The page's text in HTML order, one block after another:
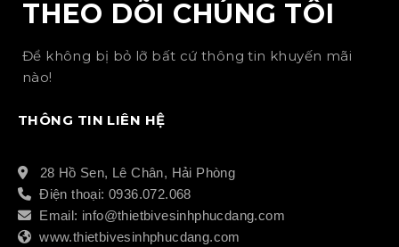
THEO DÕI CHÚNG TÔI
Để không bị bỏ lỡ bất cứ thông tin khuyến mãi
nào!
THÔNG TIN LIÊN HỆ
28 Hồ Sen, Lê Chân, Hải Phòng
Điện thoại: 0936.072.068
Email: info@thietbivesinhphucdang.com
www.thietbivesinhphucdang.com